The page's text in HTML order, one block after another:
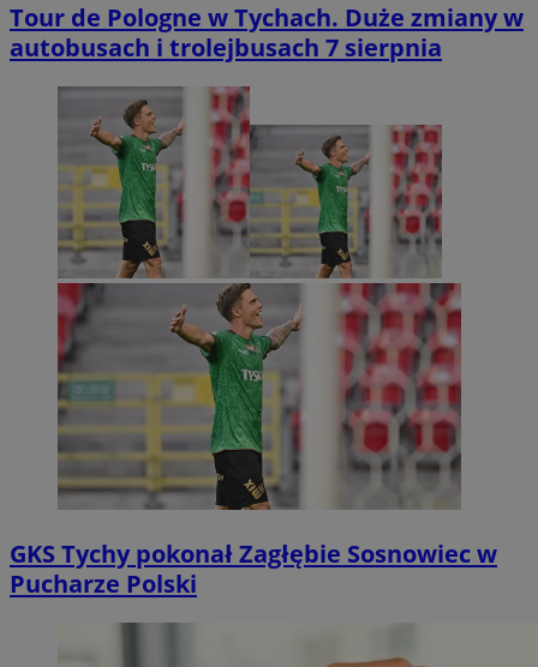
Tour de Pologne w Tychach. Duże zmiany w
autobusach i trolejbusach 7 sierpnia
GKS Tychy pokonał Zagłębie Sosnowiec w
Pucharze Polski